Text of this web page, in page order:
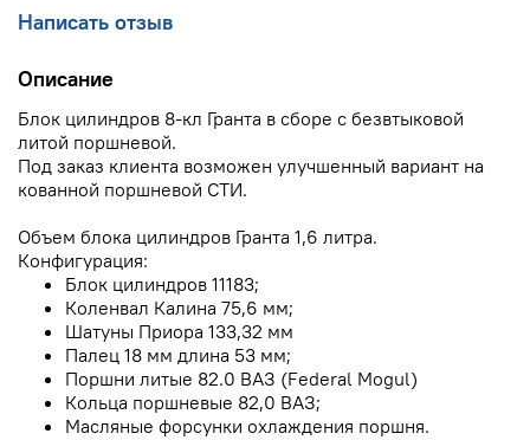
Написать отзыв
Описание
Блок цилиндров 8-кл Гранта в сборе с безвтыковой
литой поршневой.
Под заказ клиента возможен улучшенный вариант на
кованной поршневой СТИ.
Объем блока цилиндров Гранта 1,6 литра.
Конфигурация:
Блок цилиндров 11183;
Коленвал Калина 75,6 мм;
Шатуны Приора 133,32 мм
Палец 18 мм длина 53 мм;
Поршни литые 82.0 ВАЗ (Federal Mogul)
Кольца поршневые 82,0 ВАЗ;
Масляные форсунки охлаждения поршня.